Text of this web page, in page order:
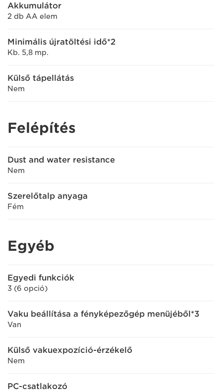
Akkumulátor
2 db AA elem
Minimális újratöltési idő*2
Kb. 5,8 mp.
Külső tápellátás
Nem
Felépítés
Dust and water resistance
Nem
Szerelőtalp anyaga
Fém
Egyéb
Egyedi funkciók
3 (6 opció)
Vaku beállítása a fényképezőgép menüjéből*3
Van
Külső vakuexpozíció-érzékelő
Nem
PC-csatlakozó